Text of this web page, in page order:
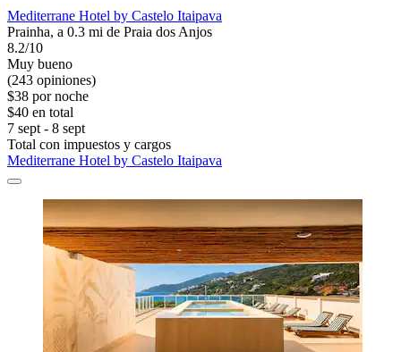
Mediterrane Hotel by Castelo Itaipava
Prainha, a 0.3 mi de Praia dos Anjos
8.2/10
Muy bueno
(243 opiniones)
$38 por noche
$40 en total
7 sept - 8 sept
Total con impuestos y cargos
Mediterrane Hotel by Castelo Itaipava